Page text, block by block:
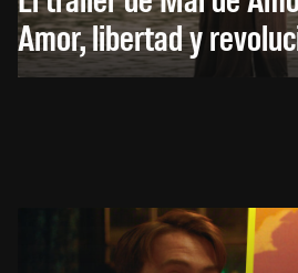
Amor, libertad y